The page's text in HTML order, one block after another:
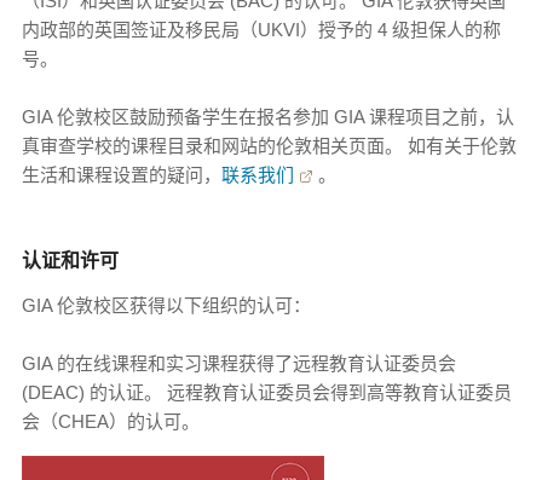
内政部的英国签证及移民局（UKVI）授予的 4 级担保人的称
号。
GIA 伦敦校区鼓励预备学生在报名参加 GIA 课程项目之前，认
真审查学校的课程目录和网站的伦敦相关页面。 如有关于伦敦
生活和课程设置的疑问， 联系我们 。
认证和许可
GIA 伦敦校区获得以下组织的认可：
GIA 的在线课程和实习课程获得了远程教育认证委员会
(DEAC) 的认证。 远程教育认证委员会得到高等教育认证委员
会（CHEA）的认可。